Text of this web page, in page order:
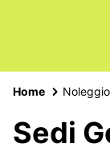
Home
Sedi